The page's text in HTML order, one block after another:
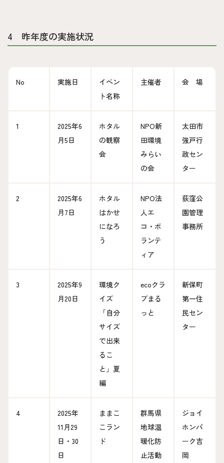
4 昨年度の実施状況
No 実施日
イベン
ト名称
主催者 会 場
1
2025年6
月5日
ホタル
の観察
会
NPO新
田環境
みらい
の会
太田市
強戸行
政セン
ター
2
2025年6
月7日
ホタル
はかせ
になろ
う
NPO法
人エ
コ・ボ
ランテ
ィア
荻窪公
園管理
事務所
3
2025年9
月20日
環境ク
イズ
「自分
サイズ
で出来
るこ
と」夏
編
ecoクラ
ブまる
っと
新保町
第一住
民セン
ター
4
2025年
11月29
日・30
日
ままこ
こラン
ド
群馬県
地球温
暖化防
止活動
ジョイ
ホンパ
ーク吉
岡